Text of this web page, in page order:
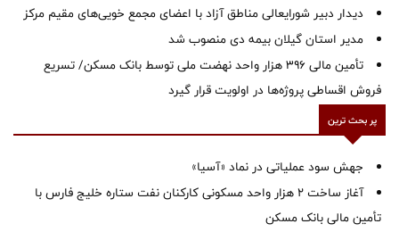
دیدار دبیر شورایعالی مناطق آزاد با اعضای مجمع خویی‌های مقیم مرکز
‌مدیر استان گیلان بیمه دی منصوب شد
تأمین مالی ۳۹۶ هزار واحد نهضت ملی توسط بانک مسکن/ تسریع
فروش اقساطی پروژه‌ها در اولویت قرار گیرد
پر بحث ترین
جهش سود عملیاتی در نماد «آسیا»
آغاز ساخت ۲ هزار واحد مسکونی کارکنان نفت ستاره خلیج فارس با
تأمین مالی بانک مسکن